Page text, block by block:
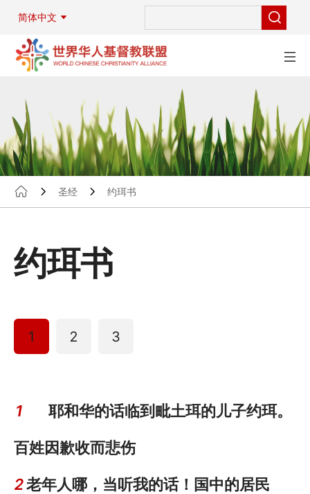
简体中文
圣经 约珥书
约珥书
1 2 3
1 耶和华的话临到毗土珥的儿子约珥。
百姓因歉收而悲伤
2老年人哪，当听我的话！国中的居民